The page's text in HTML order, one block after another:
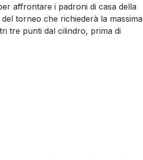
affrontare i padroni di casa della
torneo che richiederà la massima
tre punti dal cilindro, prima di